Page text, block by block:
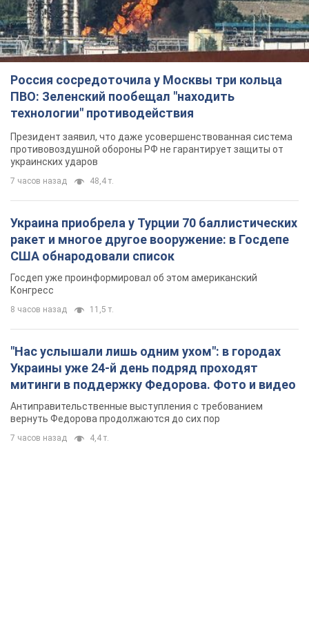
Россия сосредоточила у Москвы три кольца
ПВО: Зеленский пообещал "находить
технологии" противодействия
Президент заявил, что даже усовершенствованная система
противовоздушной обороны РФ не гарантирует защиты от
украинских ударов
7 часов назад 48,4 т.
Украина приобрела у Турции 70 баллистических
ракет и многое другое вооружение: в Госдепе
США обнародовали список
Госдеп уже проинформировал об этом американский
Конгресс
8 часов назад 11,5 т.
"Нас услышали лишь одним ухом": в городах
Украины уже 24-й день подряд проходят
митинги в поддержку Федорова. Фото и видео
Антиправительственные выступления с требованием
вернуть Федорова продолжаются до сих пор
7 часов назад 4,4 т.